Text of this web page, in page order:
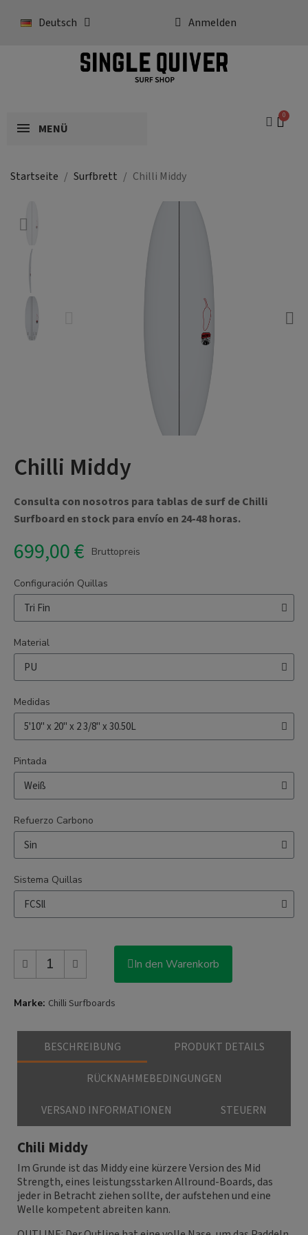
Deutsch Anmelden
MENÜ
Startseite Surfbrett Chilli Middy
Chilli Middy
Consulta con nosotros para tablas de surf de Chilli
Surfboard en stock para envío en 24-48 horas.
699,00 € Bruttopreis
Configuración Quillas
Material
Medidas
Pintada
Refuerzo Carbono
Sistema Quillas
In den Warenkorb
Marke Chilli Surfboards
BESCHREIBUNG PRODUKT DETAILS
RÜCKNAHMEBEDINGUNGEN
VERSAND INFORMATIONEN STEUERN
Chili Middy
Im Grunde ist das Middy eine kürzere Version des Mid
Strength, eines leistungsstarken Allround-Boards, das
jeder in Betracht ziehen sollte, der aufstehen und eine
Welle kompetent abreiten kann.